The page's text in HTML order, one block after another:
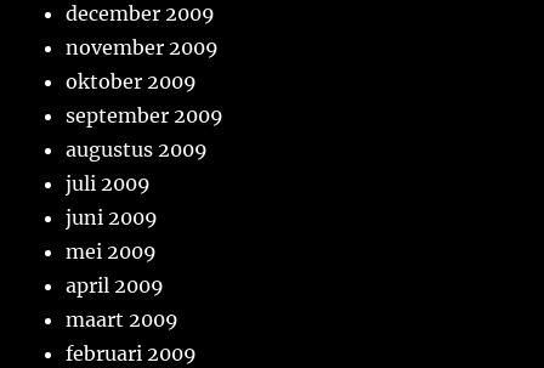
december 2009
november 2009
oktober 2009
september 2009
augustus 2009
juli 2009
juni 2009
mei 2009
april 2009
maart 2009
februari 2009